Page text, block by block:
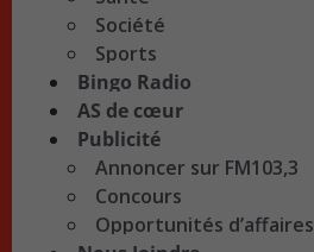
Société
Sports
Bingo Radio
AS de cœur
Publicité
Annoncer sur FM103,3
Concours
Opportunités d’affaires